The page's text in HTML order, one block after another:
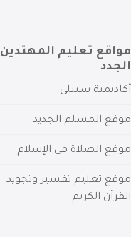
مواقع تعليم المهتدين
الجدد
أكاديمية سبيلي
موقع المسلم الجديد
موقع الصلاة في الإسلام
موقع تعليم تفسير وتجويد
القرآن الكريم